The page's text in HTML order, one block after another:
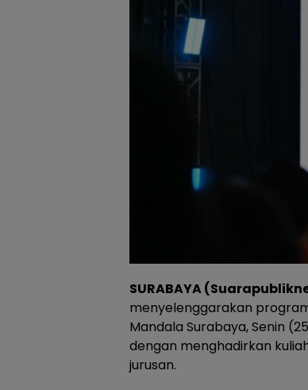
SURABAYA
menyelenggarakan
Mandala Surabaya, Senin
dengan menghadirkan
jurusan.